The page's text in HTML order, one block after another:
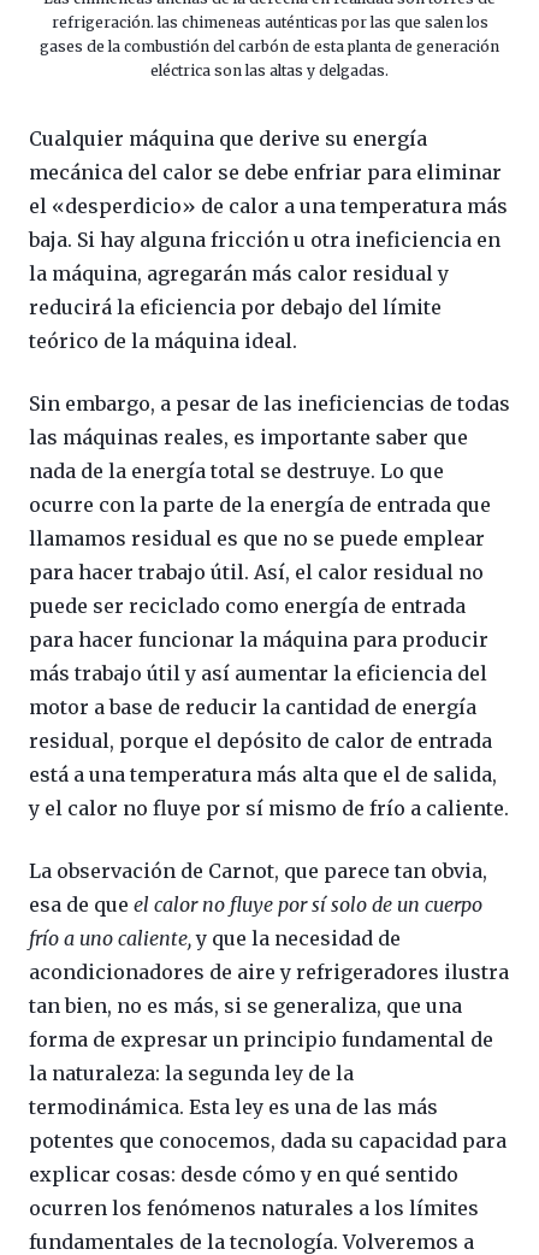
refrigeración. las chimeneas auténticas por las que salen los
gases de la combustión del carbón de esta planta de generación
eléctrica son las altas y delgadas.
Cualquier máquina que derive su energía
mecánica del calor se debe enfriar para eliminar
el «desperdicio» de calor a una temperatura más
baja. Si hay alguna fricción u otra ineficiencia en
la máquina, agregarán más calor residual y
reducirá la eficiencia por debajo del límite
teórico de la máquina ideal.
Sin embargo, a pesar de las ineficiencias de todas
las máquinas reales, es importante saber que
nada de la energía total se destruye. Lo que
ocurre con la parte de la energía de entrada que
llamamos residual es que no se puede emplear
para hacer trabajo útil. Así, el calor residual no
puede ser reciclado como energía de entrada
para hacer funcionar la máquina para producir
más trabajo útil y así aumentar la eficiencia del
motor a base de reducir la cantidad de energía
residual, porque el depósito de calor de entrada
está a una temperatura más alta que el de salida,
y el calor no fluye por sí mismo de frío a caliente.
La observación de Carnot, que parece tan obvia,
esa de que el calor no fluye por sí solo de un cuerpo
frío a uno caliente,y que la necesidad de
acondicionadores de aire y refrigeradores ilustra
tan bien, no es más, si se generaliza, que una
forma de expresar un principio fundamental de
la naturaleza: la segunda ley de la
termodinámica. Esta ley es una de las más
potentes que conocemos, dada su capacidad para
explicar cosas: desde cómo y en qué sentido
ocurren los fenómenos naturales a los límites
fundamentales de la tecnología. Volveremos a